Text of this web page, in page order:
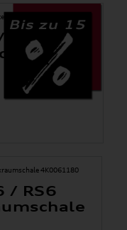
Bis zu 15
(4K)
/ RS6